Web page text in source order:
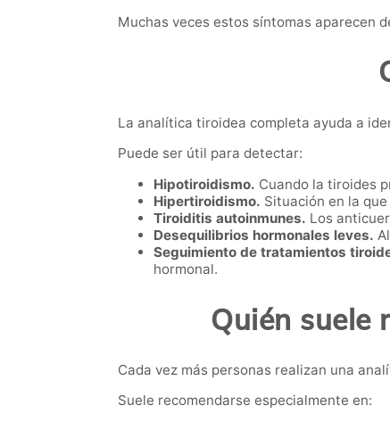
Muchas veces estos síntomas aparecen
La analítica tiroidea completa ayuda a
Puede ser útil para detectar:
Hipotiroidismo. Cuando la tiroides
Hipertiroidismo. Situación en la
Tiroiditis autoinmunes. Los
Desequilibrios hormonales leves.
Seguimiento de tratamientos
hormonal.
Quién suele
Cada vez más personas realizan una
Suele recomendarse especialmente en: